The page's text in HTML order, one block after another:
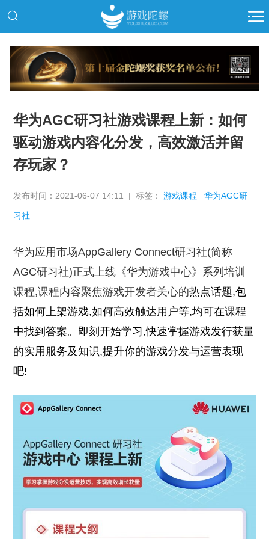
推广
华为AGC研习社游戏课程上新：如何
驱动游戏内容化分发，高效激活并留
存玩家？
发布时间：2021-06-07 14:11 | 标签：游戏课程 华为AGC研
习社
华为应用市场AppGallery Connect研习社(简称
AGC研习社)正式上线《华为游戏中心》系列培训
课程,课程内容聚焦游戏开发者关心的热点话题,包
括如何上架游戏,如何高效触达用户等,均可在课程
中找到答案。即刻开始学习,快速掌握游戏发行获量
的实用服务及知识,提升你的游戏分发与运营表现
吧!